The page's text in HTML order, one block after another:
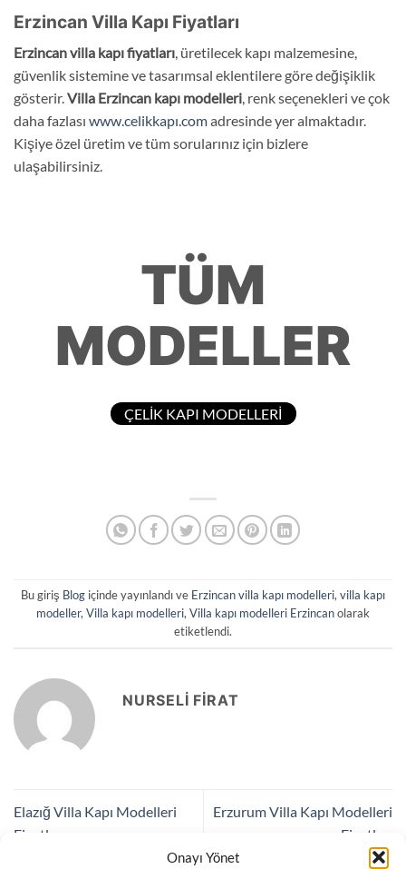
Onayı Yönet
Erzincan Villa Kapı Fiyatları
Erzincanvilla kapı fiyatları, üretilecek kapı malzemesine,
güvenlik sistemine ve tasarımsal eklentilere göre değişiklik
gösterir.Villa Erzincan kapı modelleri, renk seçenekleri ve çok
daha fazlası www.celikkapı.comadresinde yer almaktadır.
Kişiye özel üretim ve tüm sorularınız için bizlere
ulaşabilirsiniz.
TÜM
MODELLER
ÇELİK KAPI MODELLERİ
Bu giriş Blog içinde yayınlandı ve Erzincan villa kapı modelleri, villa kapı
modeller, Villa kapı modelleri, Villa kapı modelleri Erzincanolarak
etiketlendi.
NURSELI FIRAT
Elazığ Villa Kapı Modelleri
Fiyatları
Erzurum Villa Kapı Modelleri
Fiyatları